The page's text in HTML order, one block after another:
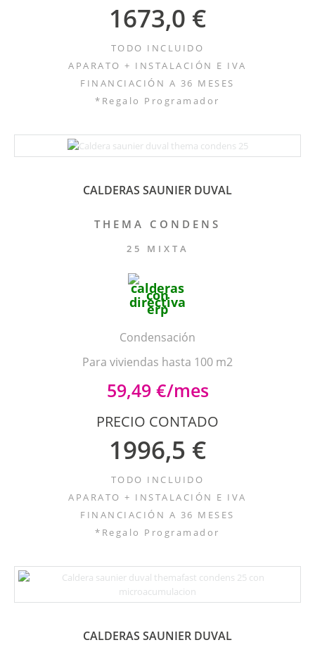
1673,0 €
TODO INCLUIDO
APARATO + INSTALACIÓN E IVA
FINANCIACIÓN A 36 MESES
*Regalo Programador
CALDERAS SAUNIER DUVAL
THEMA CONDENS
25 MIXTA
Condensación
Para viviendas hasta 100 m2
59,49 €/mes
PRECIO CONTADO
1996,5 €
TODO INCLUIDO
APARATO + INSTALACIÓN E IVA
FINANCIACIÓN A 36 MESES
*Regalo Programador
CALDERAS SAUNIER DUVAL